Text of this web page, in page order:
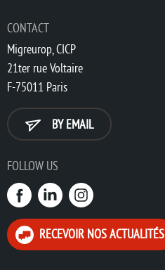
CONTACT
Migreurop, CICP
21ter rue Voltaire
F-75011 Paris
BY EMAIL
FOLLOW US
RECEVOIR NOS ACTUALITÉS